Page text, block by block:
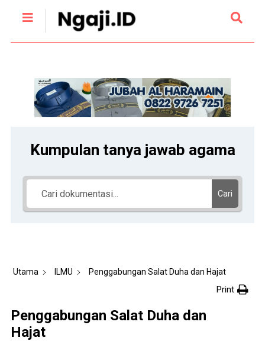
Kumpulan tanya jawab agama
Cari
Utama ILMU Penggabungan Salat Duha dan Hajat
Print
Penggabungan Salat Duha dan
Hajat